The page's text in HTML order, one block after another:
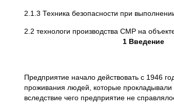
2.1.3 Техника безопасности при
2.2 технологи производства СМР на
1 Введение
Предприятие начало действовать с 1946
проживания людей, которые прокладывали
вследствие чего предприятие не